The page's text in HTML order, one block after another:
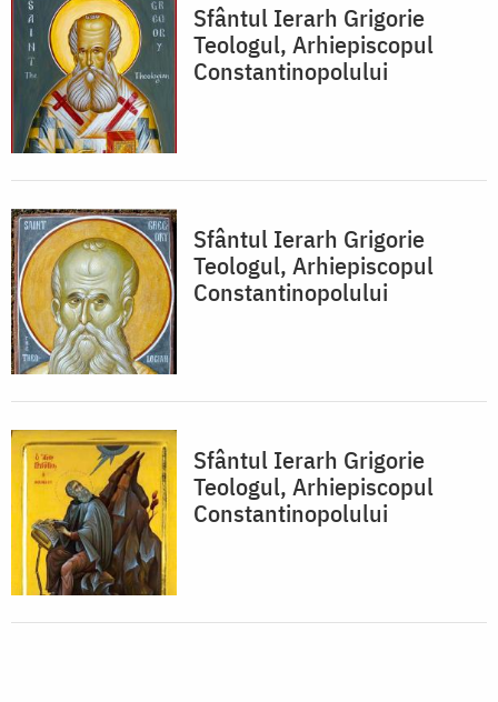
Sfântul Ierarh Grigorie
Teologul, Arhiepiscopul
Constantinopolului
Sfântul Ierarh Grigorie
Teologul, Arhiepiscopul
Constantinopolului
Sfântul Ierarh Grigorie
Teologul, Arhiepiscopul
Constantinopolului